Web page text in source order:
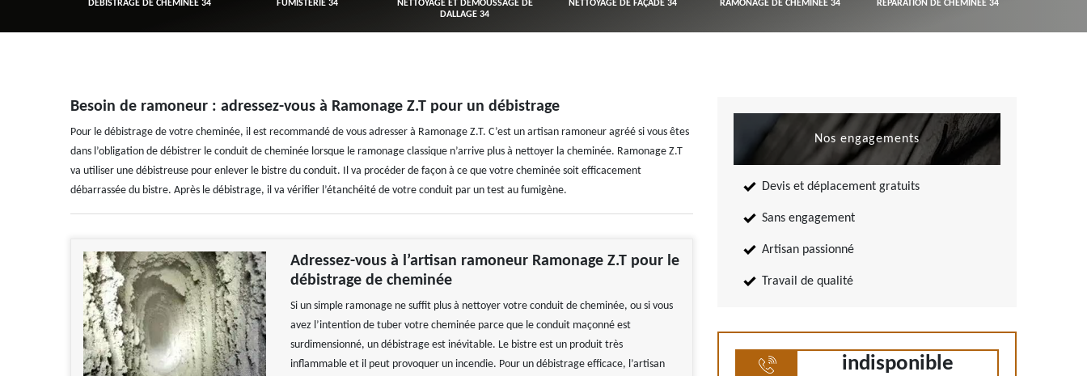
DÉBISTRAGE DE CHEMINÉE 34 FUMISTERIE 34
NETTOYAGE ET DÉMOUSSAGE DE
DALLAGE 34
NETTOYAGE DE FAÇADE 34 RAMONAGE DE CHEMINÉE 34 RÉPARATION DE CHEMINÉE 34
Besoin de ramoneur : adressez-vous à Ramonage Z.T pour un débistrage
Pour le débistrage de votre cheminée, il est recommandé de vous adresser à Ramonage Z.T. C’est un artisan ramoneur agréé si vous êtes
dans l’obligation de débistrer le conduit de cheminée lorsque le ramonage classique n’arrive plus à nettoyer la cheminée. Ramonage Z.T
va utiliser une débistreuse pour enlever le bistre du conduit. Il va procéder de façon à ce que votre cheminée soit efficacement
débarrassée du bistre. Après le débistrage, il va vérifier l’étanchéité de votre conduit par un test au fumigène.
Adressez-vous à l’artisan ramoneur Ramonage Z.T pour le
débistrage de cheminée
Si un simple ramonage ne suffit plus à nettoyer votre conduit de cheminée, ou si vous
avez l’intention de tuber votre cheminée parce que le conduit maçonné est
surdimensionné, un débistrage est inévitable. Le bistre est un produit très
inflammable et il peut provoquer un incendie. Pour un débistrage efficace, l’artisan
Nos engagements
Devis et déplacement gratuits
Sans engagement
Artisan passionné
Travail de qualité
indisponible